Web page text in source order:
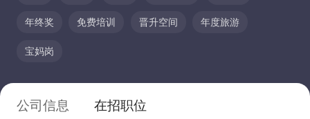
年终奖 免费培训 晋升空间 年度旅游
宝妈岗
公司信息 在招职位